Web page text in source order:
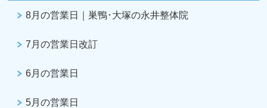
8月の営業日｜巣鴨･大塚の永井整体院
7月の営業日改訂
6月の営業日
5月の営業日